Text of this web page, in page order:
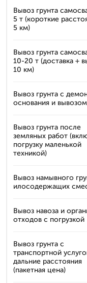
Вывоз грунта
5 т (короткие
5 км)
Вывоз грунта
10-20 т (доставка +
10 км)
Вывоз грунта с
основания и
Вывоз грунта после
земляных работ
погрузку маленькой
техникой)
Вывоз намывного
илосодержащих
Вывоз навоза и
отходов с погрузкой
Вывоз грунта с
транспортной
дальние расстояния
(пакетная цена)